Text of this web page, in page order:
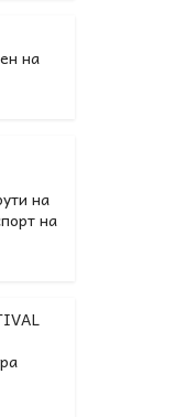
на
на
на